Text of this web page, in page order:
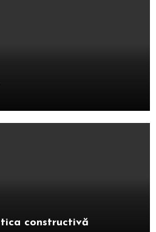
constructivă